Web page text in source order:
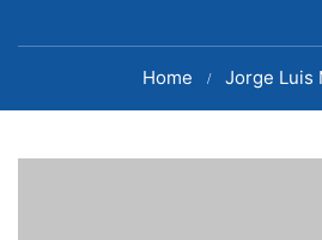
Home Jorge Luis